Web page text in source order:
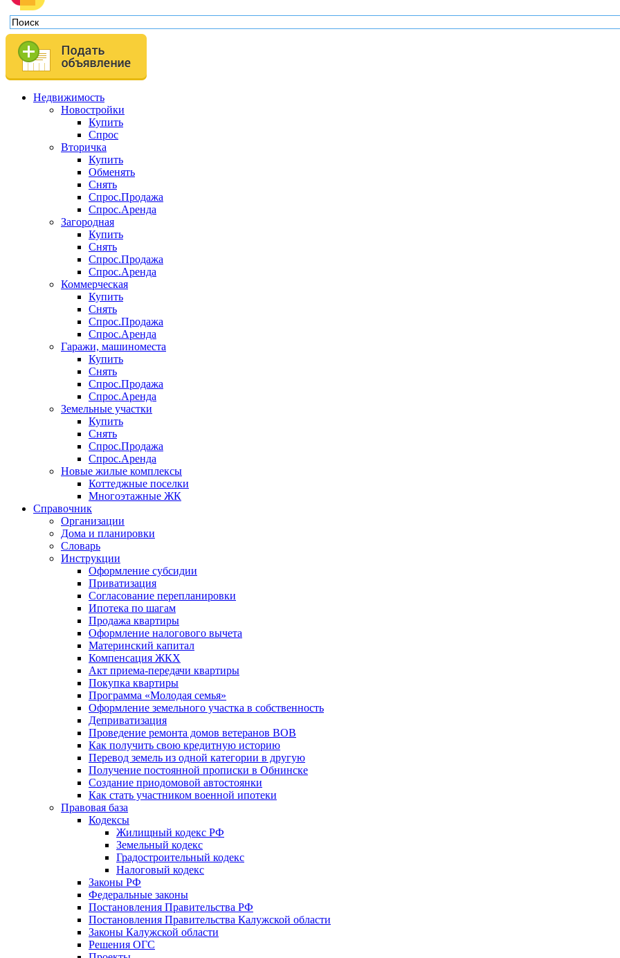
Недвижимость
Новостройки
Купить
Спрос
Вторичка
Купить
Обменять
Снять
Спрос.Продажа
Спрос.Аренда
Загородная
Купить
Снять
Спрос.Продажа
Спрос.Аренда
Коммерческая
Купить
Снять
Спрос.Продажа
Спрос.Аренда
Гаражи, машиноместа
Купить
Снять
Спрос.Продажа
Спрос.Аренда
Земельные участки
Купить
Снять
Спрос.Продажа
Спрос.Аренда
Новые жилые комплексы
Коттеджные поселки
Многоэтажные ЖК
Справочник
Организации
Дома и планировки
Словарь
Инструкции
Оформление субсидии
Приватизация
Согласование перепланировки
Ипотека по шагам
Продажа квартиры
Оформление налогового вычета
Материнский капитал
Компенсация ЖКХ
Акт приема-передачи квартиры
Покупка квартиры
Программа «Молодая семья»
Оформление земельного участка в собственность
Деприватизация
Проведение ремонта домов ветеранов ВОВ
Как получить свою кредитную историю
Перевод земель из одной категории в другую
Получение постоянной прописки в Обнинске
Создание приодомовой автостоянки
Как стать участником военной ипотеки
Правовая база
Кодексы
Жилищный кодекс РФ
Земельный кодекс
Градостроительный кодекс
Налоговый кодекс
Законы РФ
Федеральные законы
Постановления Правительства РФ
Постановления Правительства Калужской области
Законы Калужской области
Решения ОГС